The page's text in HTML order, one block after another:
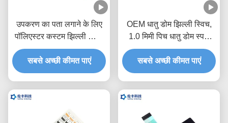
उपकरण का पता लगाने के लिए
पॉलिएस्टर कस्टम झिल्ली स्विच
सबसे अच्छी कीमत पाएं
OEM धातु डोम झिल्ली स्विच,
1.0 मिमी पिच धातु डोम स्पर्श
सबसे अच्छी कीमत पाएं